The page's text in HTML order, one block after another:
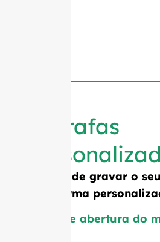
Garrafas
Precisa de gravar o
uma forma
Custo de abertura do